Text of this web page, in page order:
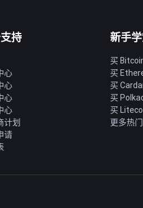
持
心
心
心
心
计划
请
新手
买
买
买
买
买
更多热